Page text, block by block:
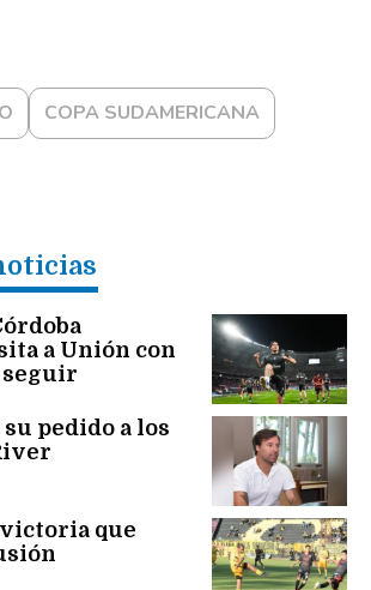
COPA SUDAMERICANA
a Unión con
pedido a los
que